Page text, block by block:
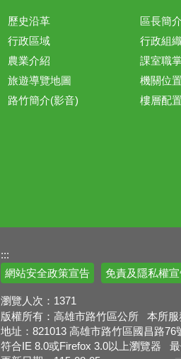
歷史沿革
行政區域
農業介紹
旅遊導覽地圖
路竹簡介(影音)
區長簡介
行政組
課室職
機關位置
樓層配
:::
網站安全政策宣告
免責及隱私權
瀏覽人次： 1371
版權所有：高雄市路竹區公所 本所
地址：821013 高雄市路竹區國昌路
符合IE 8.0或Firefox 3.0以上瀏覽器